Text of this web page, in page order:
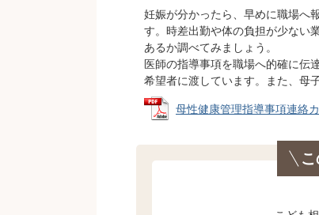
妊娠が分かったら、早めに職場へ
す。時差出勤や体の負担が少ない
あるか調べてみましょう。
医師の指導事項を職場へ的確に伝
希望者に渡しています。また、母
母性健康管理指導事項連絡